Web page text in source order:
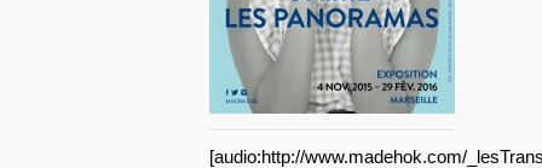
[audio:http://www.madehok.com/